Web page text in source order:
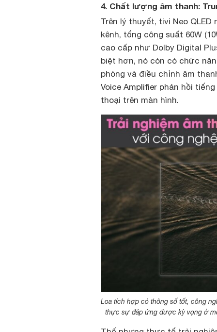
4. Chất lượng âm thanh:
Trên lý thuyết, tivi Neo
kênh, tổng công suất 60W
cao cấp như Dolby Digital
biệt hơn, nó còn có chức
phòng và điều chỉnh âm
Voice Amplifier phản hồi
thoại trên màn hình.
Loa tích hợp có thông số tốt, công
thực sự đáp ứng được kỳ vọng ở